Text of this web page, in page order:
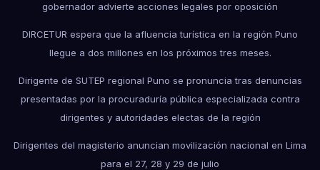
gobernador advierte acciones legales por oposición
DIRCETUR espera que la afluencia turística en la región Puno
llegue a dos millones en los próximos tres meses.
Dirigente de SUTEP regional Puno se pronuncia tras denuncias
presentadas por la procuraduría pública especializada contra
dirigentes y autoridades electas de la región
Dirigentes del magisterio anuncian movilización nacional en Lima
para el 27, 28 y 29 de julio